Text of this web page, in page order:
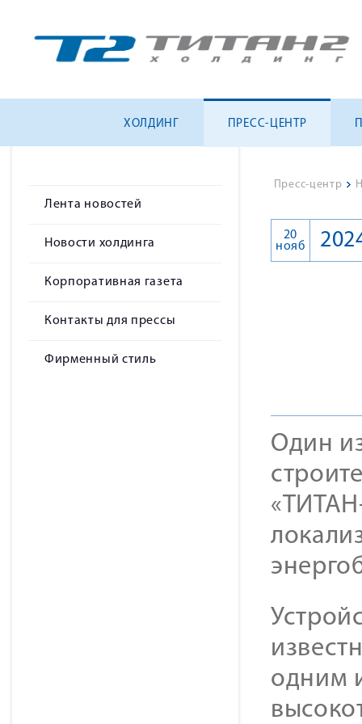
ХОЛДИНГ ПРЕСС-ЦЕНТР
Лента новостей
Новости холдинга
Корпоративная газета
Контакты для прессы
Фирменный стиль
Пресс-центр >
20
нояб
Один
одним